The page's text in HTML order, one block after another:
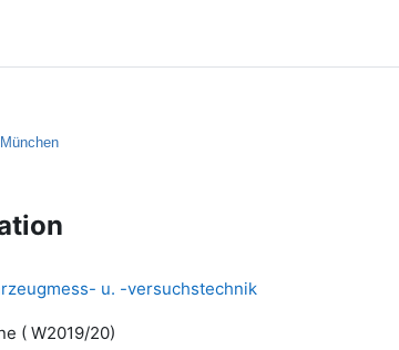
u. -versuchstechnik
( W2019/20)